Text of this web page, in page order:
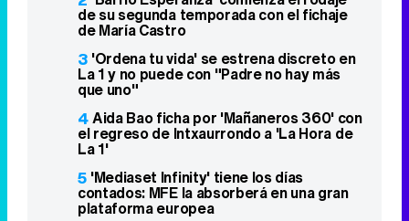
de su segunda temporada con el fichaje
de María Castro
3 'Ordena tu vida' se estrena discreto en
La 1 y no puede con "Padre no hay más
que uno"
4Aida Bao ficha por 'Mañaneros 360' con
el regreso de Intxaurrondo a 'La Hora de
La 1'
5 'Mediaset Infinity' tiene los días
contados: MFE la absorberá en una gran
plataforma europea